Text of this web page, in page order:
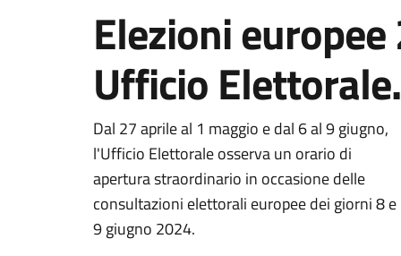
Elezioni
Ufficio Elettorale.
Dal 27 aprile al 1 maggio e dal 6 al 9 giugno,
l'Ufficio Elettorale osserva un orario di
apertura straordinario in occasione delle
consultazioni elettorali europee dei giorni 8 e
9 giugno 2024.